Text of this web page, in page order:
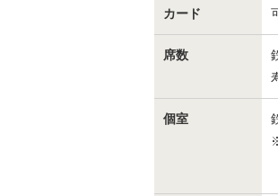
カード
席数
個室